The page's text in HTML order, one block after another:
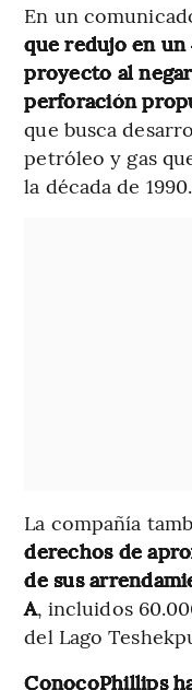
En un
que redujo en
proyecto al
perforación
que busca
petróleo y gas
la década de 1990.
La compañía
derechos de
de sus
A, incluidos
del Lago
ConocoPhillips